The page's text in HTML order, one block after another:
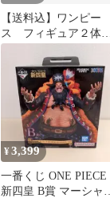
【送料込】ワンピー
ス フィギュア２体
ルフィ ティーチ
¥3,399
一番くじ ONE PIECE
新四皇 B賞 マーシャル